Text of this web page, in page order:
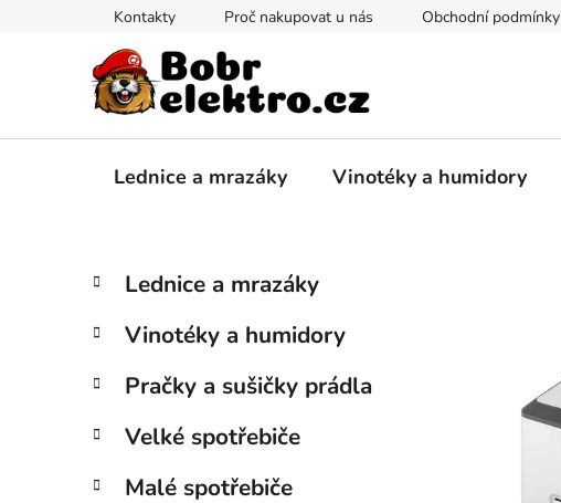
Kontakty Proč nakupovat u nás Obchodní podmínky
Lednice a mrazáky Vinotéky a humidory
P
s
r
n
n
Přeskočit
kategorie
K
a
e
o
i
Lednice a mrazáky
Vinotéky a humidory
Pračky a sušičky prádla
Velké spotřebiče
Malé spotřebiče